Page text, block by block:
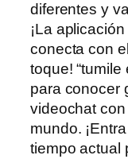
diferentes y
¡La
conecta con
toque!
para conocer
videochat con
mundo.
tiempo actual